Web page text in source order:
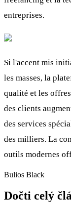
entreprises.
Si l'accent mis
les masses, la
qualité et les
des clients
des services
des milliers. La
outils modernes
Bulios Black
Dočti celý